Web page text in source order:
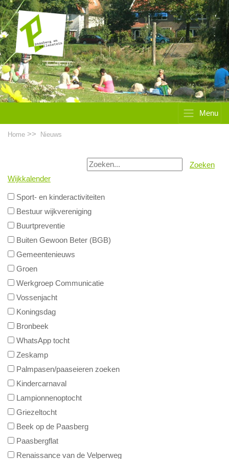
Menu
Home >> Nieuws
Zoeken
Wijkkalender
Sport- en kinderactiviteiten
Bestuur wijkvereniging
Buurtpreventie
Buiten Gewoon Beter (BGB)
Gemeentenieuws
Groen
Werkgroep Communicatie
Vossenjacht
Koningsdag
Bronbeek
WhatsApp tocht
Zeskamp
Palmpasen/paaseieren zoeken
Kindercarnaval
Lampionnenoptocht
Griezeltocht
Beek op de Paasberg
Paasbergflat
Renaissance van de Velperweg